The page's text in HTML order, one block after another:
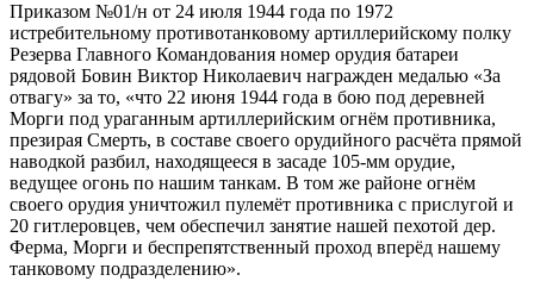
Приказом №01/н от 24 июля 1944 года по 1972
истребительному противотанковому артиллерийскому полку
Резерва Главного Командования номер орудия батареи
рядовой Бовин Виктор Николаевич награжден медалью «За
отвагу» за то, «что 22 июня 1944 года в бою под деревней
Морги под ураганным артиллерийским огнём противника,
презирая Смерть, в составе своего орудийного расчёта прямой
наводкой разбил, находящееся в засаде 105-мм орудие,
ведущее огонь по нашим танкам. В том же районе огнём
своего орудия уничтожил пулемёт противника с прислугой и
20 гитлеровцев, чем обеспечил занятие нашей пехотой дер.
Ферма, Морги и беспрепятственный проход вперёд нашему
танковому подразделению».